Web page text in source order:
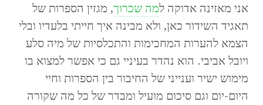
אני מאזינה אדוקה למה שכרוך, מגזין הספרות של
תאגיד השידור כאן, ולא מבינה איך חייתי בלעדיו ובלי
הצמא להערות המחכימות והתכלסיות של מיה סלע
ויובל אביבי. הוא נהדר בעיניי גם כי אפשר למצוא בו
מימוש ישיר וענייני של החיבור בין הספרות וחיי
היום-יום וגם סיכום מועיל ומבדר של כל מה שקורה